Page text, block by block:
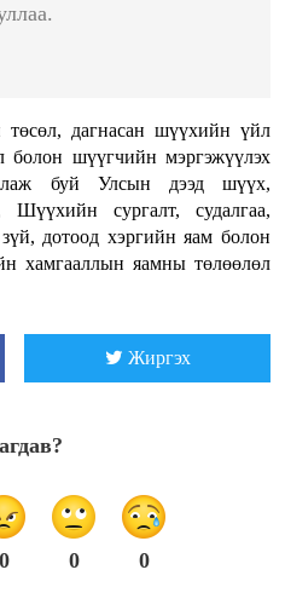
төсөл, дагнасан шүүхийн үйл
болон шүүгчийн мэргэжүүлэх
буй Улсын дээд шүүх,
сургалт, судалгаа,
дотоод хэргийн яам болон
хамгааллын яамны төлөөлөл
Жиргэх
0 0 0